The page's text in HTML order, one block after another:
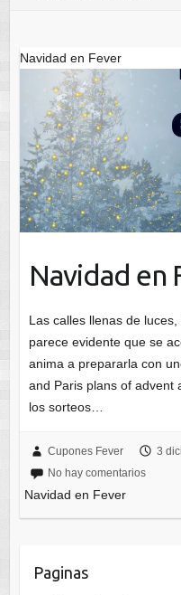
Navidad en Fever
Navidad en
Las calles llenas de
parece evidente que se
anima a prepararla con
and Paris plans of advent
los sorteos…
Cupones Fever 3
No hay comentarios
Navidad en Fever
Paginas